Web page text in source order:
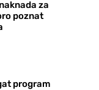
za
poznat
program